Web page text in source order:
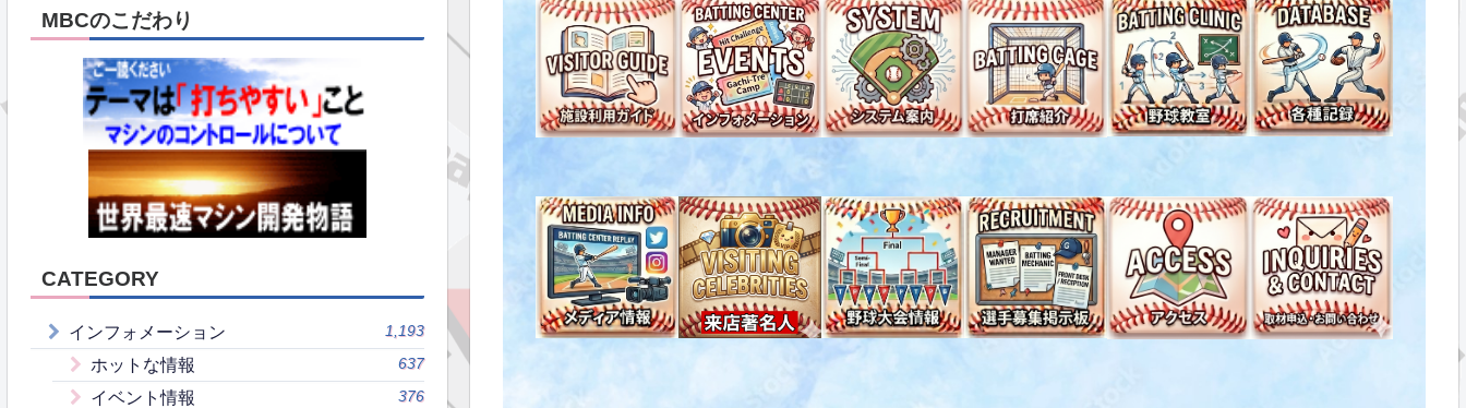
MBCのこだわり
CATEGORY
インフォメーション 1,193
ホットな情報 637
イベント情報 376